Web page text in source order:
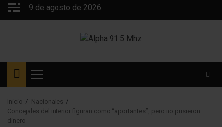
Saltar
9 de agosto de 2026
Menú
principal
Inicio
Nacionales
Concejales del interior figuran como “aportantes”, pero no pusieron
dinero